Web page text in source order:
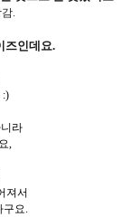
.
즈인데요.
:)
라
,
져서
구요.